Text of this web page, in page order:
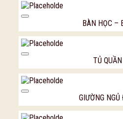
BÀN HỌC –
TỦ
GIƯỜNG